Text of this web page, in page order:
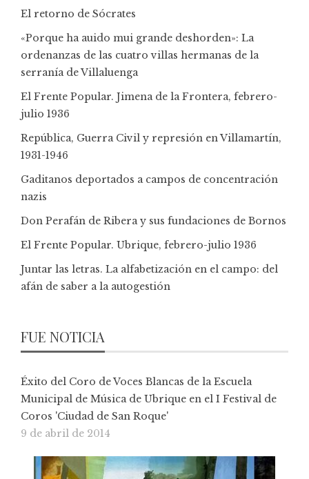
El retorno de Sócrates
«Porque ha auido mui grande deshorden»: La
ordenanzas de las cuatro villas hermanas de la
serranía de Villaluenga
El Frente Popular. Jimena de la Frontera, febrero-
julio 1936
República, Guerra Civil y represión en Villamartín,
1931-1946
Gaditanos deportados a campos de concentración
nazis
Don Perafán de Ribera y sus fundaciones de Bornos
El Frente Popular. Ubrique, febrero-julio 1936
Juntar las letras. La alfabetización en el campo: del
afán de saber a la autogestión
FUE NOTICIA
Éxito del Coro de Voces Blancas de la Escuela
Municipal de Música de Ubrique en el I Festival de
Coros 'Ciudad de San Roque'
9 de abril de 2014